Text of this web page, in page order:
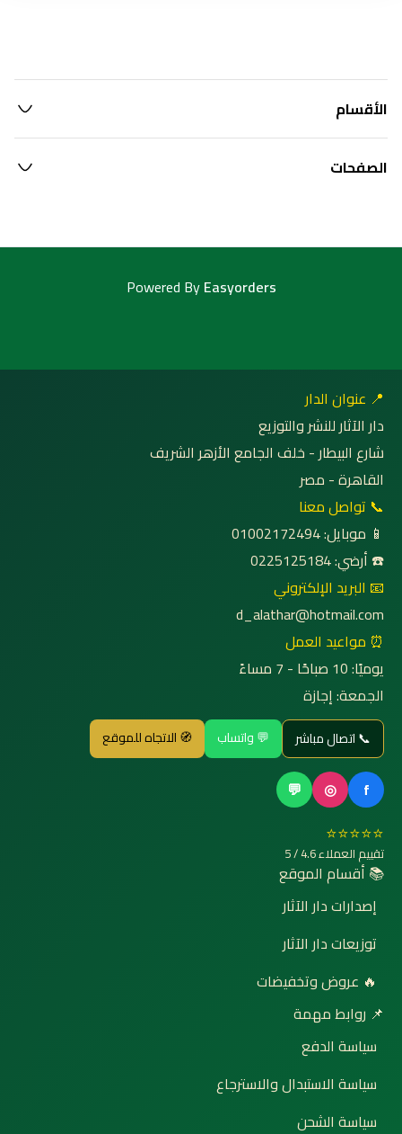
الأقسام
الصفحات
Powered ByEasyorders
📍 عنوان الدار
دار الآثار للنشر والتوزيع
شارع البيطار - خلف الجامع الأزهر الشريف
القاهرة - مصر
📞 تواصل معنا
📱 موبايل: 01002172494
☎️ أرضي: 0225125184
📧 البريد الإلكتروني
d_alathar@hotmail.com
⏰ مواعيد العمل
يوميًا: 10 صباحًا - 7 مساءً
الجمعة: إجازة
📞 اتصال مباشر 💬 واتساب 🧭 الاتجاه للموقع
f
◎
💬
⭐⭐⭐⭐⭐
تقييم العملاء 4.6 / 5
📚 أقسام الموقع
إصدارات دار الآثار
توزيعات دار الآثار
🔥 عروض وتخفيضات
📌 روابط مهمة
سياسة الدفع
سياسة الاستبدال والاسترجاع
سياسة الشحن